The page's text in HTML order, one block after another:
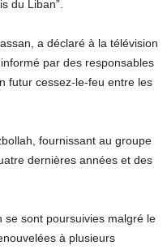
du Liban”.
a déclaré à la télévision
par des responsables
futur cessez-le-feu entre les
fournissant au groupe
dernières années et des
se sont poursuivies malgré le
à plusieurs